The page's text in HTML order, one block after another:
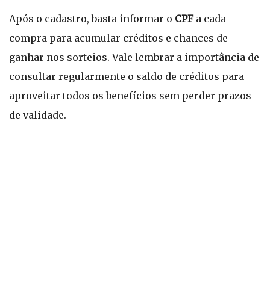
Após o cadastro, basta informar o CPF a cada
compra para acumular créditos e chances de
ganhar nos sorteios. Vale lembrar a importância de
consultar regularmente o saldo de créditos para
aproveitar todos os benefícios sem perder prazos
de validade.